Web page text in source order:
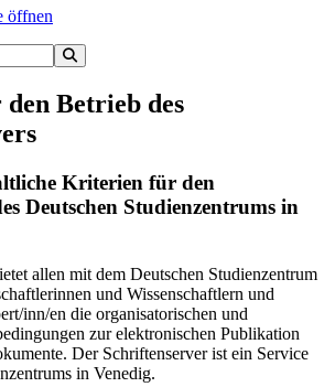
öffnen
Betrieb des
Kriterien für den
Deutschen Studienzentrums in
allen mit dem Deutschen Studienzentrum
und Wissenschaftlern und
inn/en die organisatorischen und
zur elektronischen Publikation
Der Schriftenserver ist ein Service
in Venedig.